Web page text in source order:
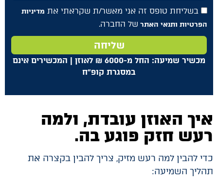
בשליחת טופס זה אני מאשר/ת שקראתי את מדיניות
הפרטיות ותנאי האתר של החברה.
שליחה
מכשיר שמיעה: החל מ-6000 ₪ לאוזן | המכשירים אינם
במסגרת קופ"ח
איך האוזן עובדת, ולמה
רעש חזק פוגע בה.
כדי להבין למה רעש מזיק, צריך להבין בקצרה את
תהליך השמיעה: